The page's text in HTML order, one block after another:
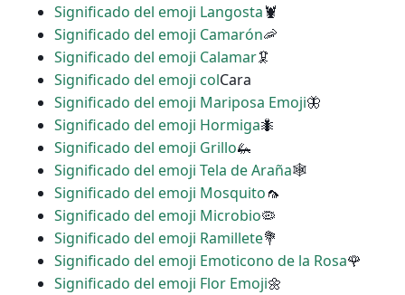
Significado del emoji Langosta🦞
Significado del emoji Camarón🦐
Significado del emoji Calamar🦑
Significado del emoji colCara
Significado del emoji Mariposa Emoji🦋
Significado del emoji Hormiga🐜
Significado del emoji Grillo🦗
Significado del emoji Tela de Araña🕸
Significado del emoji Mosquito🦟
Significado del emoji Microbio🦠
Significado del emoji Ramillete💐
Significado del emoji Emoticono de la Rosa🌹
Significado del emoji Flor Emoji🌼